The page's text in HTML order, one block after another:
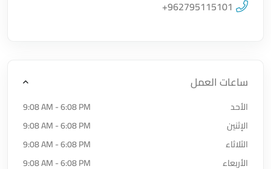
اضغط لتحميل الموقع
+962795115101
ساعات العمل
الأحد
9:08 AM - 6:08 PM
الإثنين
9:08 AM - 6:08 PM
الثلاثاء
9:08 AM - 6:08 PM
الأربعاء
9:08 AM - 6:08 PM